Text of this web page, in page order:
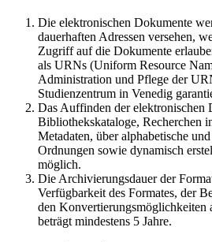
Die elektronischen Dokumente
dauerhaften Adressen versehen,
Zugriff auf die Dokumente
als URNs (Uniform Resource
Administration und Pflege der
Studienzentrum in Venedig
Das Auffinden der elektronischen
Bibliothekskataloge, Recherchen
Metadaten, über alphabetische
Ordnungen sowie dynamisch
möglich.
Die Archivierungsdauer der
Verfügbarkeit des Formates, der
den Konvertierungsmöglichkeiten
beträgt mindestens 5 Jahre.